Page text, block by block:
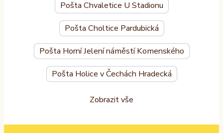
Pošta Chvaletice U Stadionu
Pošta Choltice Pardubická
Pošta Horní Jelení náměstí Komenského
Pošta Holice v Čechách Hradecká
Zobrazit vše